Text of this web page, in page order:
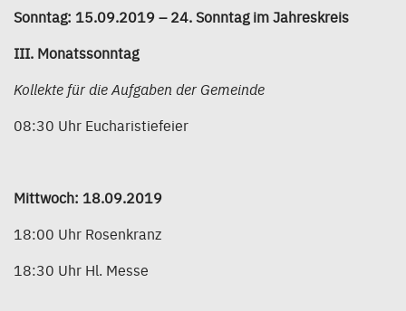
Sonntag: 15.09.2019 – 24. Sonntag im Jahreskreis
III. Monatssonntag
Kollekte für die Aufgaben der Gemeinde
08:30 Uhr Eucharistiefeier
Mittwoch: 18.09.2019
18:00 Uhr Rosenkranz
18:30 Uhr Hl. Messe